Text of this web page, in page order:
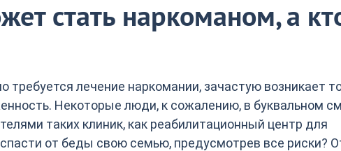
стать наркоманом, а
требуется лечение наркомании, зачастую возникает
Некоторые люди, к сожалению, в буквальном
таких клиник, как реабилитационный центр для
от беды свою семью, предусмотрев все риски?